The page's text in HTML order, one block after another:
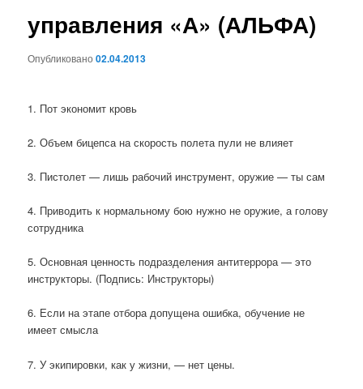
управления «А» (АЛЬФА)
Опубликовано02.04.2013
1. Пот экономит кровь
2. Объем бицепса на скорость полета пули не влияет
3. Пистолет — лишь рабочий инструмент, оружие — ты сам
4. Приводить к нормальному бою нужно не оружие, а голову
сотрудника
5. Основная ценность подразделения антитеррора — это
инструкторы. (Подпись: Инструкторы)
6. Если на этапе отбора допущена ошибка, обучение не
имеет смысла
7. У экипировки, как у жизни, — нет цены.